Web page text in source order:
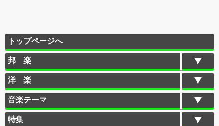
トップページへ
邦 楽
洋 楽
音楽テーマ
特集